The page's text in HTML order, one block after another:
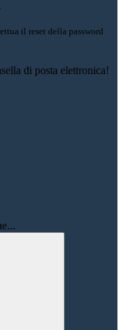
il reset della password
di posta elettronica!